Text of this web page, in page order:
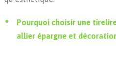
Pourquoi choisir une
allier épargne et